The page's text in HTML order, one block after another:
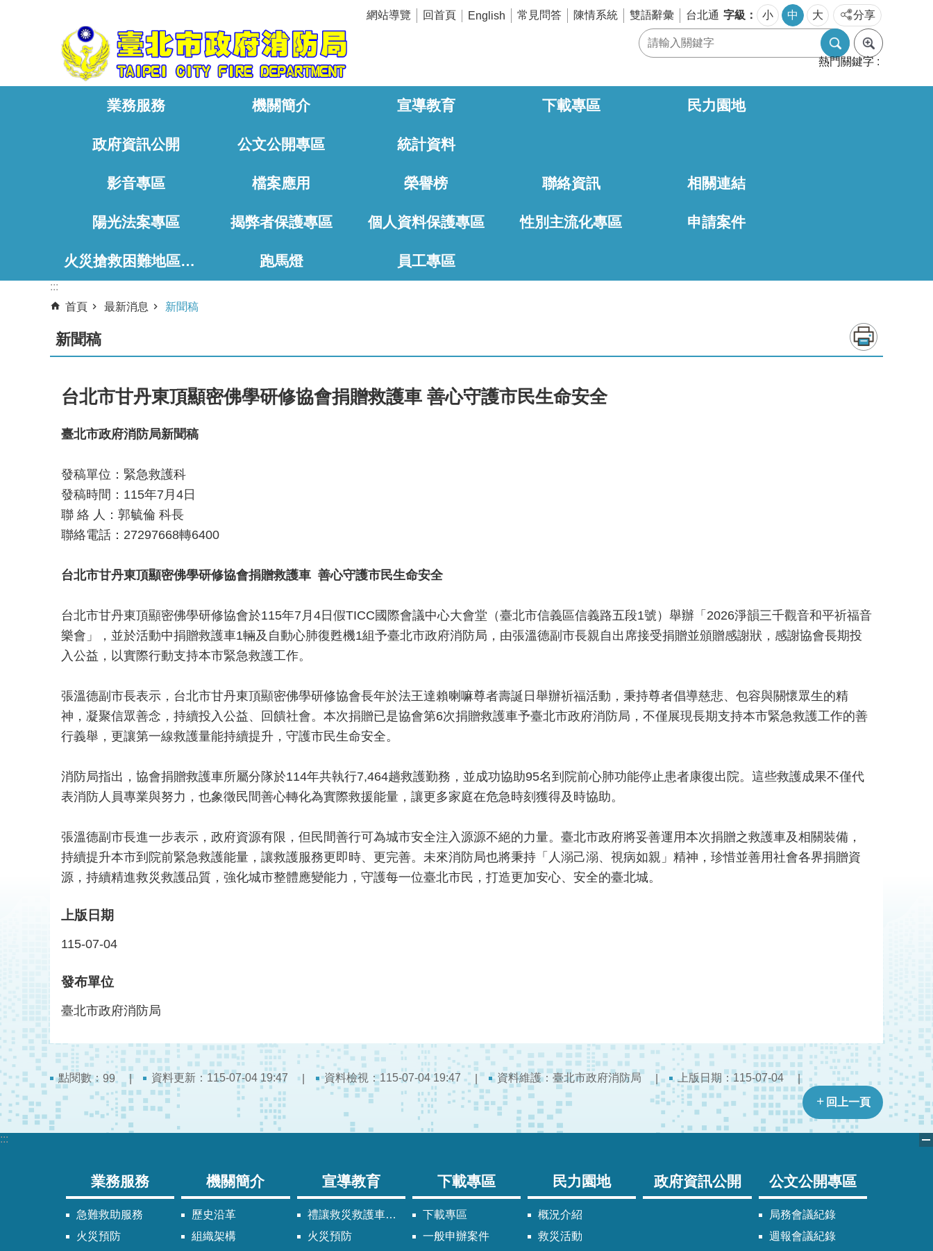
網站導覽 回首頁 English 常見問答 陳情系統 雙語辭彙 台北通 字級 小 中 大 分享
熱門關鍵字
業務服務 機關簡介 宣導教育 下載專區 民力園地
政府資訊公開 公文公開專區 統計資料
影音專區 檔案應用 榮譽榜 聯絡資訊 相關連結
陽光法案專區 揭弊者保護專區 個人資料保護專區 性別主流化專區 申請案件
火災搶救困難地區、消防通道相關資料 跑馬燈 員工專區
:::
首頁
最新消息 新聞稿
新聞稿
台北市甘丹東頂顯密佛學研修協會捐贈救護車 善心守護市民生命安全
臺北市政府消防局新聞稿
發稿單位：緊急救護科
發稿時間：115年7月4日
聯 絡 人：郭毓倫 科長
聯絡電話：27297668轉6400
台北市甘丹東頂顯密佛學研修協會捐贈救護車 善心守護市民生命安全
台北市甘丹東頂顯密佛學研修協會於115年7月4日假TICC國際會議中心大會堂（臺北市信義區信義路五段1號）舉辦「2026淨韻三千觀音和平祈福音
樂會」，並於活動中捐贈救護車1輛及自動心肺復甦機1組予臺北市政府消防局，由張溫德副市長親自出席接受捐贈並頒贈感謝狀，感謝協會長期投
入公益，以實際行動支持本市緊急救護工作。
張溫德副市長表示，台北市甘丹東頂顯密佛學研修協會長年於法王達賴喇嘛尊者壽誕日舉辦祈福活動，秉持尊者倡導慈悲、包容與關懷眾生的精
神，凝聚信眾善念，持續投入公益、回饋社會。本次捐贈已是協會第6次捐贈救護車予臺北市政府消防局，不僅展現長期支持本市緊急救護工作的善
行義舉，更讓第一線救護量能持續提升，守護市民生命安全。
消防局指出，協會捐贈救護車所屬分隊於114年共執行7,464趟救護勤務，並成功協助95名到院前心肺功能停止患者康復出院。這些救護成果不僅代
表消防人員專業與努力，也象徵民間善心轉化為實際救援能量，讓更多家庭在危急時刻獲得及時協助。
張溫德副市長進一步表示，政府資源有限，但民間善行可為城市安全注入源源不絕的力量。臺北市政府將妥善運用本次捐贈之救護車及相關裝備，
持續提升本市到院前緊急救護能量，讓救護服務更即時、更完善。未來消防局也將秉持「人溺己溺、視病如親」精神，珍惜並善用社會各界捐贈資
源，持續精進救災救護品質，強化城市整體應變能力，守護每一位臺北市民，打造更加安心、安全的臺北城。
上版日期
115-07-04
發布單位
臺北市政府消防局
點閱數： 99 資料更新：115-07-04 19:47 資料檢視：115-07-04 19:47 資料維護：臺北市政府消防局 上版日期：115-07-04
回上一頁
:::
業務服務
急難救助服務
火災預防
機關簡介
歷史沿革
組織架構
宣導教育
禮讓救災救護車輛須知
火災預防
下載專區
下載專區
一般申辦案件
民力園地
概況介紹
救災活動
政府資訊公開 公文公開專區
局務會議紀錄
週報會議紀錄